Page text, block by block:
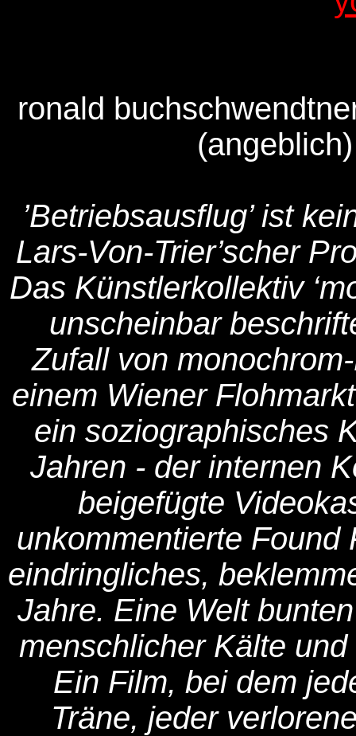
ronald
’Betriebsausflug’ ist
Lars-Von-Trier’scher
Das Künstlerkollektiv
unscheinbar
Zufall von
einem Wiener
ein soziographisches
Jahren - der internen
beigefügte
unkommentierte Found
eindringliches,
Jahre. Eine Welt
menschlicher Kälte
Ein Film, bei dem
Träne, jeder